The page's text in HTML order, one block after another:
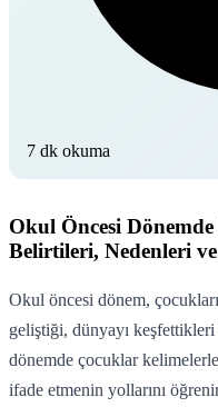
7 dk okuma
Okul Öncesi
Belirtileri, Nedenleri
Okul öncesi dönem,
geliştiği, dünyayı
dönemde çocuklar
ifade etmenin yollarını